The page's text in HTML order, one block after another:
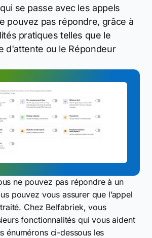
se passe avec les appels
pouvez pas répondre, grâce à
pratiques telles que le
d'attente ou le Répondeur
ne pouvez pas répondre à un
pouvez vous assurer que l’appel
Chez Belfabriek, vous
fonctionnalités qui vous aident
énumérons ci-dessous les